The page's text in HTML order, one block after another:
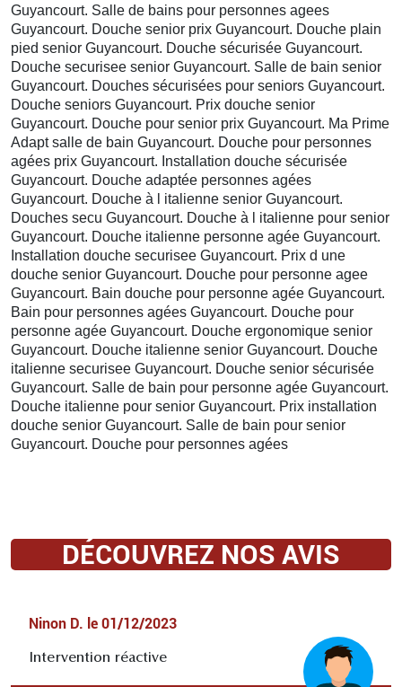
Guyancourt. Salle de bains pour personnes agees
Guyancourt. Douche senior prix Guyancourt. Douche plain
pied senior Guyancourt. Douche sécurisée Guyancourt.
Douche securisee senior Guyancourt. Salle de bain senior
Guyancourt. Douches sécurisées pour seniors Guyancourt.
Douche seniors Guyancourt. Prix douche senior
Guyancourt. Douche pour senior prix Guyancourt. Ma Prime
Adapt salle de bain Guyancourt. Douche pour personnes
agées prix Guyancourt. Installation douche sécurisée
Guyancourt. Douche adaptée personnes agées
Guyancourt. Douche à l italienne senior Guyancourt.
Douches secu Guyancourt. Douche à l italienne pour senior
Guyancourt. Douche italienne personne agée Guyancourt.
Installation douche securisee Guyancourt. Prix d une
douche senior Guyancourt. Douche pour personne agee
Guyancourt. Bain douche pour personne agée Guyancourt.
Bain pour personnes agées Guyancourt. Douche pour
personne agée Guyancourt. Douche ergonomique senior
Guyancourt. Douche italienne senior Guyancourt. Douche
italienne securisee Guyancourt. Douche senior sécurisée
Guyancourt. Salle de bain pour personne agée Guyancourt.
Douche italienne pour senior Guyancourt. Prix installation
douche senior Guyancourt. Salle de bain pour senior
Guyancourt. Douche pour personnes agées
DÉCOUVREZ NOS AVIS
Ninon D. le 01/12/2023
Intervention réactive